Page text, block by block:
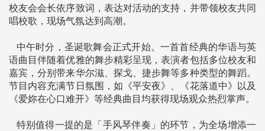
校友会会长依序致词，表达对活动的支持，并带领校友共同
唱校歌，现场气氛达到高潮。
中午时分，圣诞歌舞会正式开始。一首首经典的华语与英
语曲目伴随着优雅的舞步精彩呈现，表演者包括多位校友和
嘉宾，分别带来华尔滋、探戈、捷步舞等多种类型的舞蹈。
节目内容充满节日氛围，如《平安夜》、《花落道中》以及
《爱妳在心口难开》等经典曲目均获得现场观众热烈掌声。
特别值得一提的是「手风琴伴奏」的环节，为全场增添一